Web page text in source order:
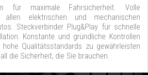
für maximale Fahrsicherheit. Volle
allen elektrischen und mechanischen
Steckverbinder Plug&Play für schnelle
Konstante und gründliche Kontrollen
Qualitätsstandards zu gewährleisten
die Sicherheit, die Sie brauchen.